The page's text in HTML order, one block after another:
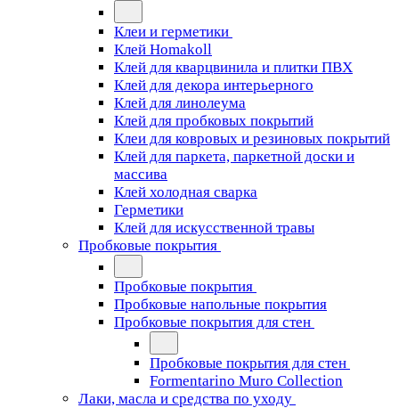
Клеи и герметики
Клей Homakoll
Клей для кварцвинила и плитки ПВХ
Клей для декора интерьерного
Клей для линолеума
Клей для пробковых покрытий
Клеи для ковровых и резиновых покрытий
Клей для паркета, паркетной доски и
массива
Клей холодная сварка
Герметики
Клей для искусственной травы
Пробковые покрытия
Пробковые покрытия
Пробковые напольные покрытия
Пробковые покрытия для стен
Пробковые покрытия для стен
Formentarino Muro Collection
Лаки, масла и средства по уходу